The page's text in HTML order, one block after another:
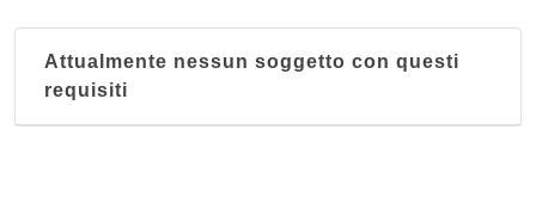
Attualmente nessun soggetto con questi
requisiti